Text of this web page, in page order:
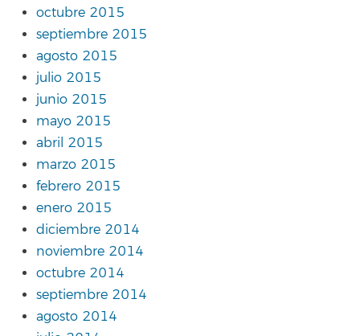
octubre 2015
septiembre 2015
agosto 2015
julio 2015
junio 2015
mayo 2015
abril 2015
marzo 2015
febrero 2015
enero 2015
diciembre 2014
noviembre 2014
octubre 2014
septiembre 2014
agosto 2014